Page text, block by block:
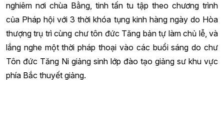
nghiêm nơi chùa Bằng, tinh tấn tu tập theo chương trình
của Pháp hội với 3 thời khóa tụng kinh hàng ngày do Hòa
thượng trụ trì cùng chư tôn đức Tăng bản tự làm chủ lễ, và
lắng nghe một thời pháp thoại vào các buổi sáng do chư
Tôn đức Tăng Ni giảng sinh lớp đào tạo giảng sư khu vực
phía Bắc thuyết giảng.